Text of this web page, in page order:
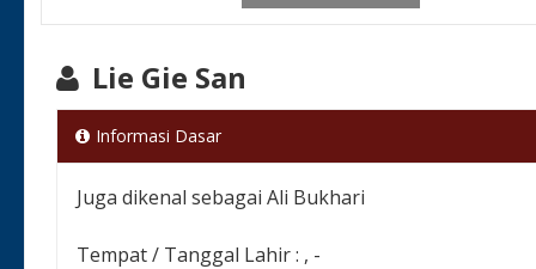
Lie Gie San
Informasi Dasar
Juga dikenal sebagai Ali Bukhari
Tempat / Tanggal Lahir : , -